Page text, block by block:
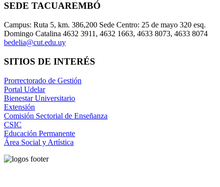
SEDE TACUAREMBÓ
Campus: Ruta 5, km. 386,200 Sede Centro: 25 de mayo 320 esq.
Domingo Catalina 4632 3911, 4632 1663, 4633 8073, 4633 8074
bedelia@cut.edu.uy
SITIOS DE INTERÉS
Prorrectorado de Gestión
Portal Udelar
Bienestar Universitario
Extensión
Comisión Sectorial de Enseñanza
CSIC
Educación Permanente
Área Social y Artística